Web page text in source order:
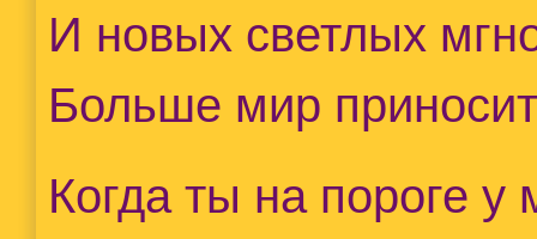
И новых светлых
Больше мир
Когда ты на пороге у